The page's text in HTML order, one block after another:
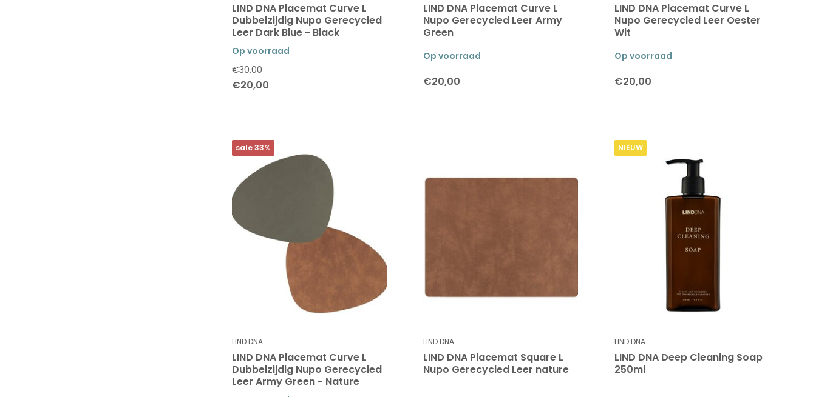
LIND DNA Placemat Curve L
Dubbelzijdig Nupo Gerecycled
Leer Dark Blue - Black
Op voorraad
€30,00
€20,00
LIND DNA Placemat Curve L
Nupo Gerecycled Leer Army
Green
Op voorraad
€20,00
LIND DNA Placemat Curve L
Nupo Gerecycled Leer Oester
Wit
Op voorraad
€20,00
sale 33%
LIND DNA
LIND DNA Placemat Curve L
Dubbelzijdig Nupo Gerecycled
Leer Army Green - Nature
LIND DNA
LIND DNA Placemat Square L
Nupo Gerecycled Leer nature
NIEUW
LIND DNA
LIND DNA Deep Cleaning Soap
250ml